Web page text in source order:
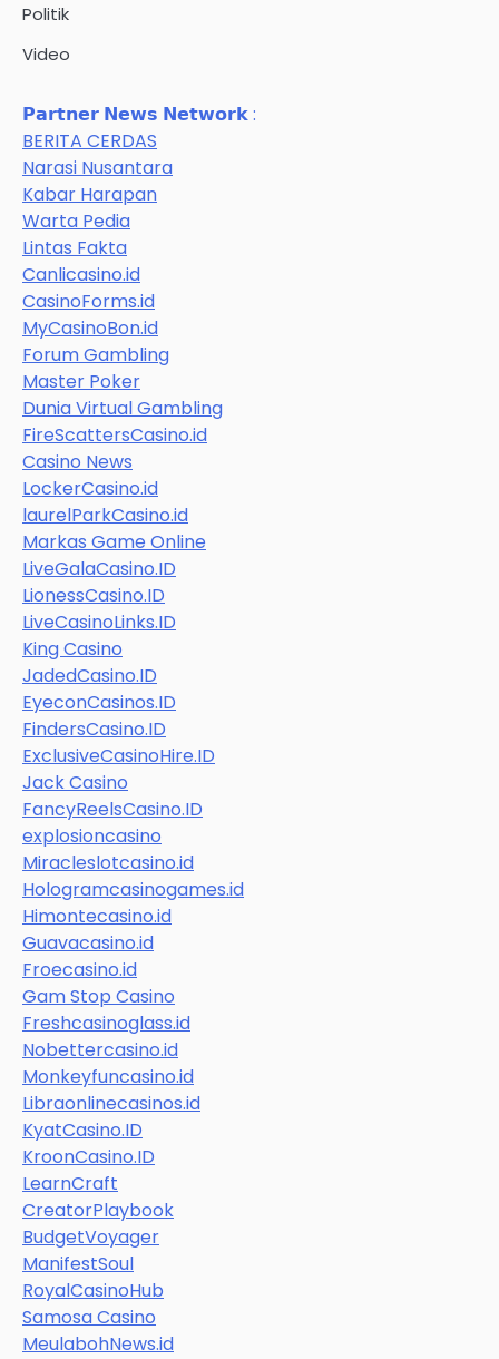
Politik
Video
𝗣𝗮𝗿𝘁𝗻𝗲𝗿 𝗡𝗲𝘄𝘀 𝗡𝗲𝘁𝘄𝗼𝗿𝗸 :
BERITA CERDAS
Narasi Nusantara
Kabar Harapan
Warta Pedia
Lintas Fakta
Canlicasino.id
CasinoForms.id
MyCasinoBon.id
Forum Gambling
Master Poker
Dunia Virtual Gambling
FireScattersCasino.id
Casino News
LockerCasino.id
laurelParkCasino.id
Markas Game Online
LiveGalaCasino.ID
LionessCasino.ID
LiveCasinoLinks.ID
King Casino
JadedCasino.ID
EyeconCasinos.ID
FindersCasino.ID
ExclusiveCasinoHire.ID
Jack Casino
FancyReelsCasino.ID
explosioncasino
Miracleslotcasino.id
Hologramcasinogames.id
Himontecasino.id
Guavacasino.id
Froecasino.id
Gam Stop Casino
Freshcasinoglass.id
Nobettercasino.id
Monkeyfuncasino.id
Libraonlinecasinos.id
KyatCasino.ID
KroonCasino.ID
LearnCraft
CreatorPlaybook
BudgetVoyager
ManifestSoul
RoyalCasinoHub
Samosa Casino
MeulabohNews.id